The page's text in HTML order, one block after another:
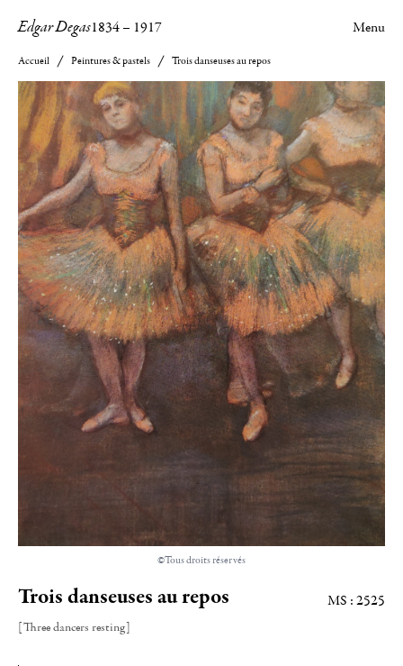
Edgar Degas1834– 1917 Menu
Accueil Peintures & pastels Trois danseuses au repos
©Tous droits réservés
Trois danseuses au repos
[Three dancers resting]
MS : 2525